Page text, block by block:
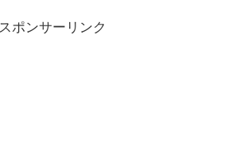
スポンサーリンク